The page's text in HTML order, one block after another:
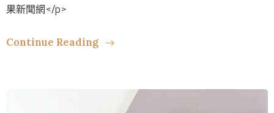
果新聞網</p>
Continue Reading